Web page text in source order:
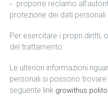
proporre reclamo
protezione dei dati
Per esercitare i propri diritti,
del trattamento.
Le ulteriori informazioni
personali si possono trovare
seguente link